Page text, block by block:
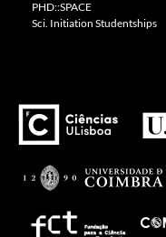
PHD::SPACE
Sci. Initiation Studentships